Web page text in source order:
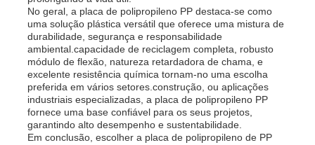
Placa PPS
Folha de Polipropileno Retardante de Chama
Os PP tornam ôca a placa da construção
No geral, a placa de polipropileno PP destaca-se como
uma solução plástica versátil que oferece uma mistura de
durabilidade, segurança e responsabilidade
ambiental.capacidade de reciclagem completa, robusto
módulo de flexão, natureza retardadora de chama, e
excelente resistência química tornam-no uma escolha
preferida em vários setores.construção, ou aplicações
industriais especializadas, a placa de polipropileno PP
fornece uma base confiável para os seus projetos,
garantindo alto desempenho e sustentabilidade.
Em conclusão, escolher a placa de polipropileno de PP